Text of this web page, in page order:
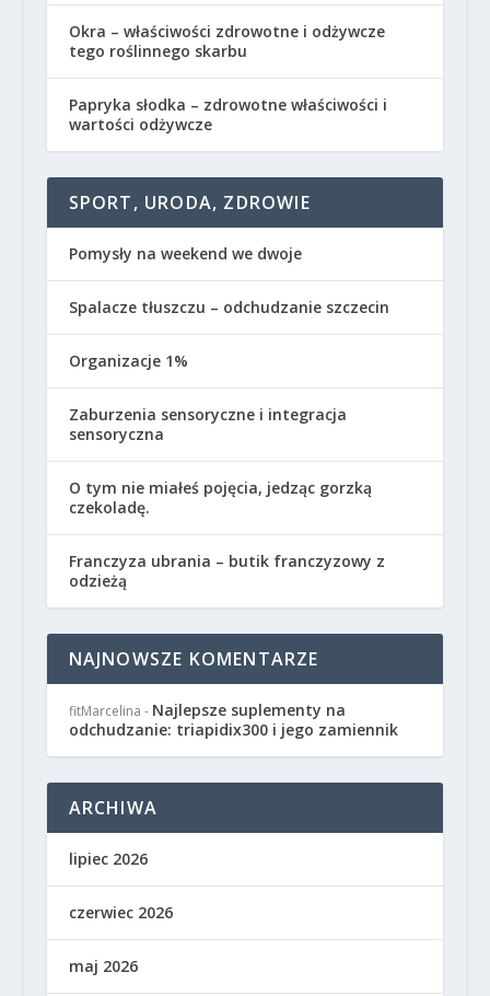
Okra – właściwości zdrowotne i odżywcze
tego roślinnego skarbu
Papryka słodka – zdrowotne właściwości i
wartości odżywcze
SPORT, URODA, ZDROWIE
Pomysły na weekend we dwoje
Spalacze tłuszczu – odchudzanie szczecin
Organizacje 1%
Zaburzenia sensoryczne i integracja
sensoryczna
O tym nie miałeś pojęcia, jedząc gorzką
czekoladę.
Franczyza ubrania – butik franczyzowy z
odzieżą
NAJNOWSZE KOMENTARZE
fitMarcelina - Najlepsze suplementy na
odchudzanie: triapidix300 i jego zamiennik
ARCHIWA
lipiec 2026
czerwiec 2026
maj 2026